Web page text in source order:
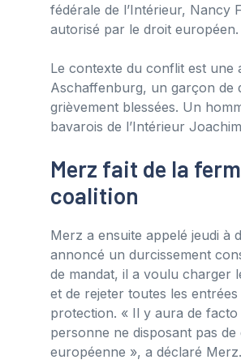
fédérale de l’Intérieur, Nancy
autorisé par le droit
Le contexte du conflit est une
Aschaffenburg, un garçon de
grièvement blessées. Un
bavarois de l’Intérieur
Merz fait de la
coalition
Merz a ensuite appelé jeudi à
annoncé un durcissement
de mandat, il a voulu charger
et de rejeter toutes les
protection. « Il y aura de facto
personne ne disposant pas
européenne », a déclaré Merz.